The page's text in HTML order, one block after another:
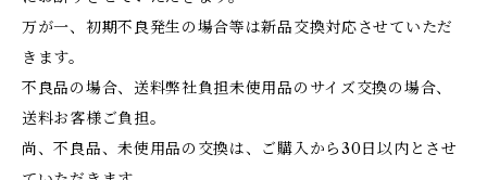
万が一、初期不良発生の場合等は新品交換対応させていただ
きます。
不良品の場合、送料弊社負担未使用品のサイズ交換の場合、
送料お客様ご負担。
尚、不良品、未使用品の交換は、ご購入から30日以内とさせ